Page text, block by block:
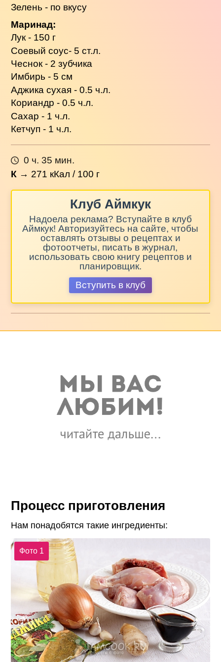
Зелень - по вкусу
Маринад:
Лук - 150 г
Соевый соус- 5 ст.л.
Чеснок - 2 зубчика
Имбирь - 5 см
Аджика сухая - 0.5 ч.л.
Кориандр - 0.5 ч.л.
Сахар - 1 ч.л.
Кетчуп - 1 ч.л.
0 ч. 35 мин.
К → 271 кКал / 100 г
Клуб Аймкук
Надоела реклама? Вступайте в клуб
Аймкук! Авторизуйтесь на сайте, чтобы
оставлять отзывы о рецептах и
фотоотчеты, писать в журнал,
использовать свою книгу рецептов и
планировщик.
Вступить в клуб
Процесс приготовления
Нам понадобятся такие ингредиенты:
Фото 1